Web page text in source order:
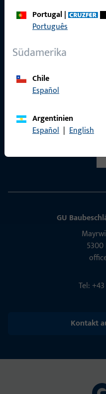
Portugal|
Português
Südamerika
Chile
Español
Argentinien
Español | English
GU
Tel:
Kontakt